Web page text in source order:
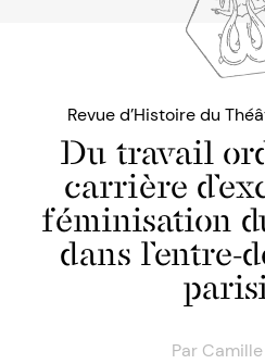
Revue d’Histoire du
Du travail
carrière
féminisation
dans l’entre-
Par